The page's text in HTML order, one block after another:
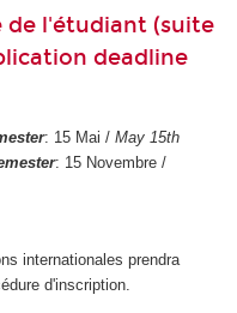
de l'étudiant (suite
deadline
: 15 Mai / May 15th
: 15 Novembre /
internationales prendra
d'inscription.